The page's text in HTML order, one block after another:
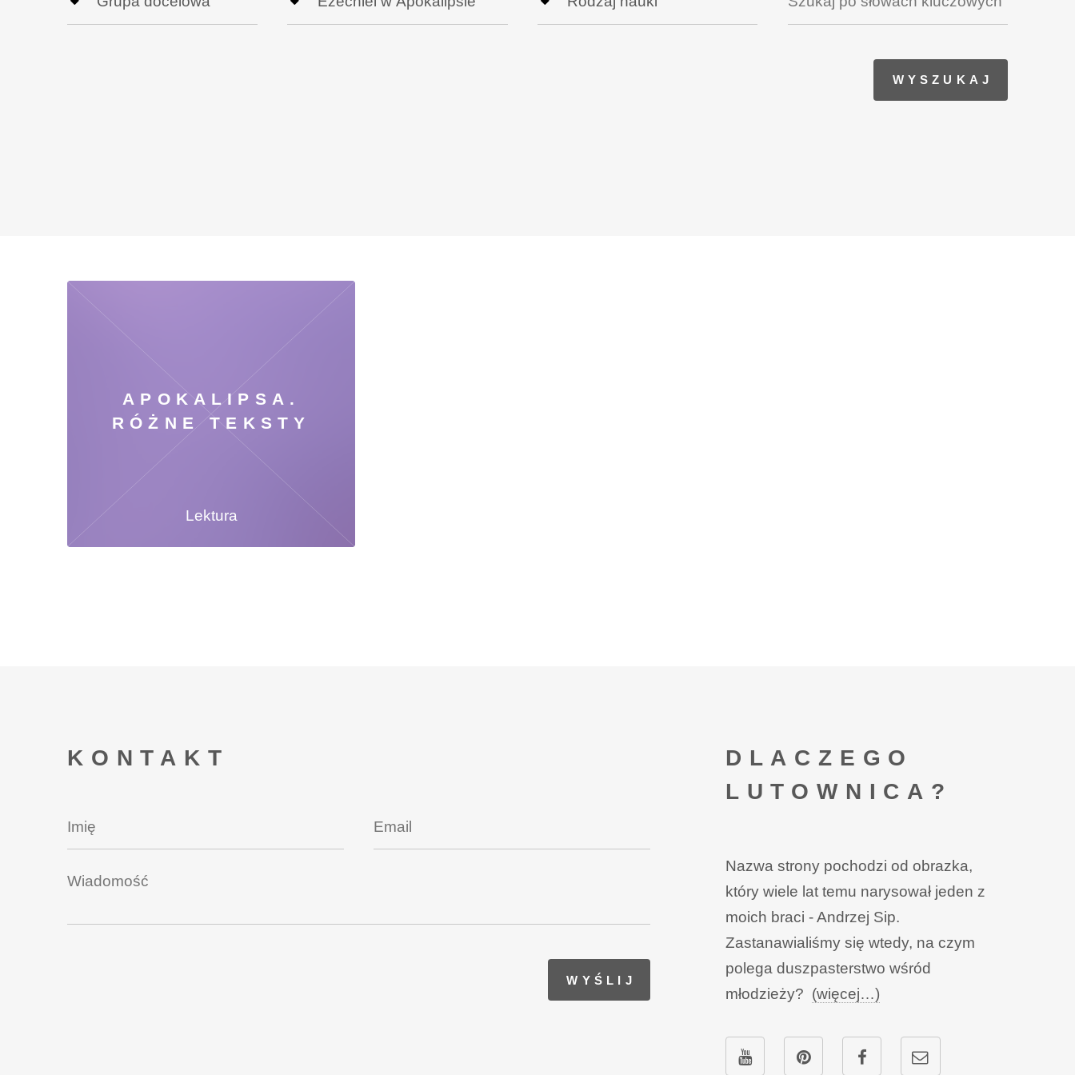
APOKALIPSA.
RÓŻNE TEKSTY
Lektura
KONTAKT
DLACZEGO
LUTOWNICA?
Nazwa strony pochodzi od obrazka,
który wiele lat temu narysował jeden z
moich braci - Andrzej Sip.
Zastanawialiśmy się wtedy, na czym
polega duszpasterstwo wśród
młodzieży? (więcej…)